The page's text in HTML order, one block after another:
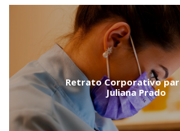
Retrato Corporativo
Juliana Prado